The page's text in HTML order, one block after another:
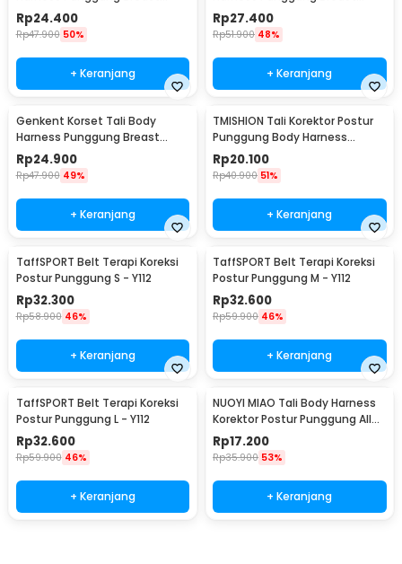
Support S - BBJ-16
Rp24.400
Rp47.900 50%
+ Keranjang
Support M - BBJ-16
Rp27.400
Rp51.900 48%
+ Keranjang
Genkent Korset Tali Body
Harness Punggung Breast
Support L - BBJ-16
Rp24.900
Rp47.900 49%
+ Keranjang
TMISHION Tali Korektor Postur
Punggung Body Harness
Posture Corrector - BBJ-16
Rp20.100
Rp40.900 51%
+ Keranjang
TaffSPORT Belt Terapi Koreksi
Postur Punggung S - Y112
Rp32.300
Rp58.900 46%
+ Keranjang
TaffSPORT Belt Terapi Koreksi
Postur Punggung M - Y112
Rp32.600
Rp59.900 46%
+ Keranjang
TaffSPORT Belt Terapi Koreksi
Postur Punggung L - Y112
Rp32.600
Rp59.900 46%
+ Keranjang
NUOYI MIAO Tali Body Harness
Korektor Postur Punggung All
Size - NY-15
Rp17.200
Rp35.900 53%
+ Keranjang